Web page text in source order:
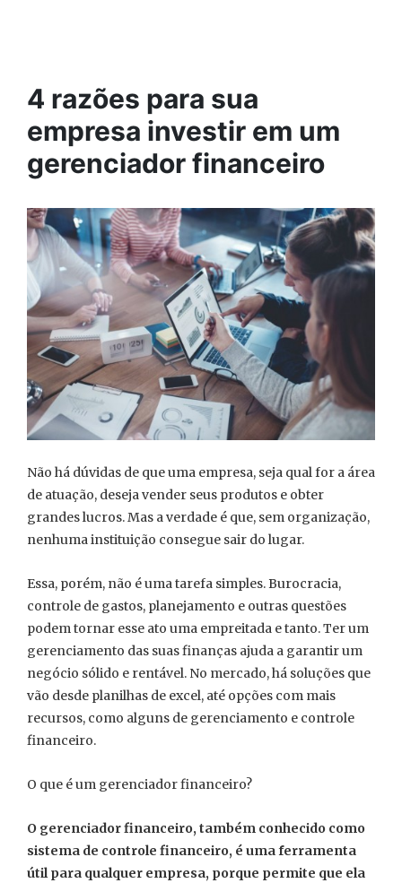
4 razões para sua
empresa investir em um
gerenciador financeiro
Não há dúvidas de que uma empresa, seja qual for a área
de atuação, deseja vender seus produtos e obter
grandes lucros. Mas a verdade é que, sem organização,
nenhuma instituição consegue sair do lugar.
Essa, porém, não é uma tarefa simples. Burocracia,
controle de gastos, planejamento e outras questões
podem tornar esse ato uma empreitada e tanto. Ter um
gerenciamento das suas finanças ajuda a garantir um
negócio sólido e rentável. No mercado, há soluções que
vão desde planilhas de excel, até opções com mais
recursos, como alguns de gerenciamento e controle
financeiro.
O que é um gerenciador financeiro?
O gerenciador financeiro, também conhecido como
sistema de controle financeiro, é uma ferramenta
útil para qualquer empresa, porque permite que ela